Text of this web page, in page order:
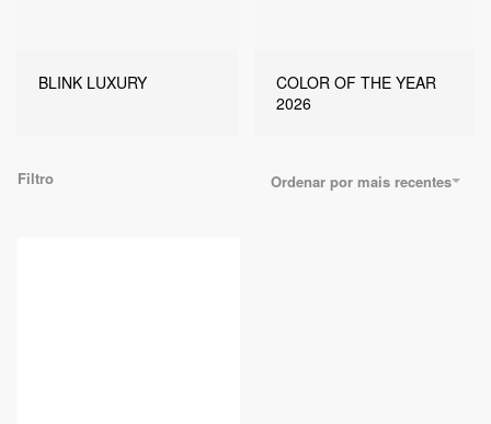
BLINK LUXURY
COLOR OF THE YEAR
2026
Ordenar por mais recentes
Filtro